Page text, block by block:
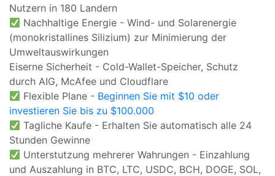
Nutzern in 180 Landern
Nachhaltige Energie - Wind- und Solarenergie
(monokristallines Silizium) zur Minimierung der
Umweltauswirkungen
Eiserne Sicherheit - Cold-Wallet-Speicher, Schutz
durch AIG, McAfee und Cloudflare
Flexible Plane - Beginnen Sie mit $10 oder
investieren Sie bis zu $100.000
Tagliche Kaufe - Erhalten Sie automatisch alle 24
Stunden Gewinne
Unterstutzung mehrerer Wahrungen - Einzahlung
und Auszahlung in BTC, LTC, USDC, BCH, DOGE, SOL,